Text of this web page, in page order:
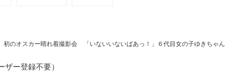
初のオスカー晴れ着撮影会 「いないいないばあっ！」６代目女の子ゆきちゃん
ザー登録不要）